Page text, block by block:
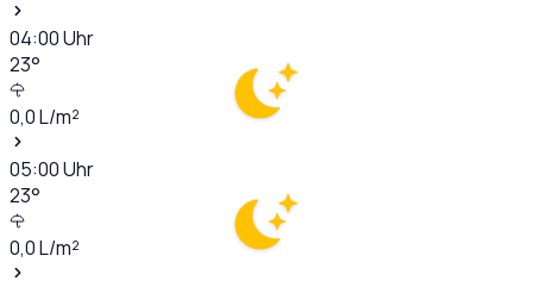
04:00Uhr
23°
0,0L/m²
05:00Uhr
23°
0,0L/m²